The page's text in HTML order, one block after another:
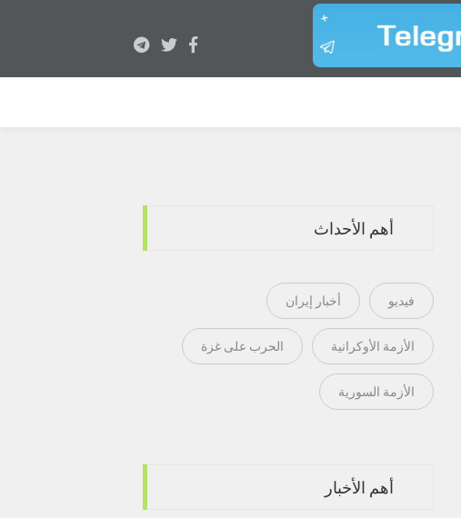
أهم الأحداث
فيديو أخبار إيران
الأزمة الأوكرانية الحرب على غزة
الأزمة السورية
أهم الأخبار